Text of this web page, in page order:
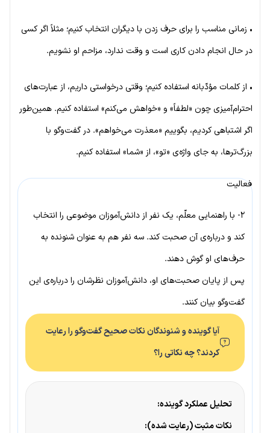
• زمانی مناسب را برای حرف زدن با دیگران انتخاب کنیم؛ مثلاً اگر کسی
در حال انجام دادن کاری است و وقت ندارد، مزاحم او نشویم.
• از کلمات مؤدّبانه استفاده کنیم؛ وقتی درخواستی داریم، از عبارت‌های
احترام‌آمیزی چون «لطفاً» و «خواهش می‌کنم» استفاده کنیم. همین‌طور
اگر اشتباهی کردیم، بگوییم «معذرت می‌خواهم». در گفت‌وگو با
بزرگ‌ترها، به جای واژه‌ی «تو»، از «شما» استفاده کنیم.
فعالیت
۲- با راهنمایی معلّم، یک نفر از دانش‌آموزان موضوعی را انتخاب
کند و درباره‌ی آن صحبت کند. سه نفر هم به عنوان شنونده به
حرف‌های او گوش دهند.
پس از پایان صحبت‌های او، دانش‌آموزان نظرشان را درباره‌ی این
گفت‌وگو بیان کنند.
آیا گوینده و شنوندگان نکات صحیح گفت‌وگو را رعایت
کردند؟ چه نکاتی را؟
تحلیل عملکرد گوینده:
نکات مثبت (رعایت شده):